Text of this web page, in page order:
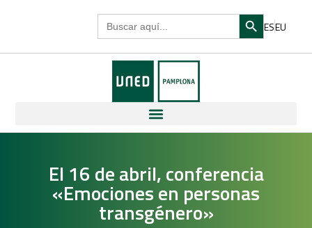
Search
for:
Search Button
ESEU
El 16 de abril, conferencia
«Emociones en personas
transgénero»